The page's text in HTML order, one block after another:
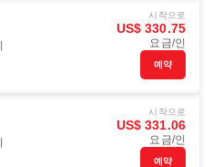
시작으로
US$ 330.75
요금/인
예약
시작으로
US$ 331.06
요금/인
예약